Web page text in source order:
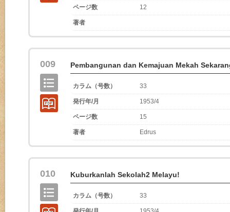
ページ数 12
著者
009 Pembangunan dan Kemajuan Mekah
カラム（号数） 33
発行年/月 1953/4
ページ数 15
著者 Edrus
010 Kuburkanlah Sekolah2 Melayu!
カラム（号数） 33